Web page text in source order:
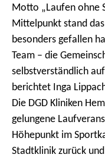
Motto „Laufen ohne
Mittelpunkt stand
besonders gefallen
Team – die
selbstverständlich
berichtet Inga
Die DGD Kliniken
gelungene
Höhepunkt im
Stadtklinik zurück